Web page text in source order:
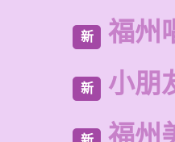
新 福州
新 小朋
福州